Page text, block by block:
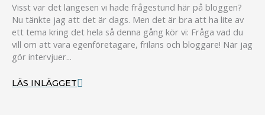
Visst var det längesen vi hade frågestund här på bloggen?
Nu tänkte jag att det är dags. Men det är bra att ha lite av
ett tema kring det hela så denna gång kör vi: Fråga vad du
vill om att vara egenföretagare, frilans och bloggare! När jag
gör intervjuer...
LÄS INLÄGGET